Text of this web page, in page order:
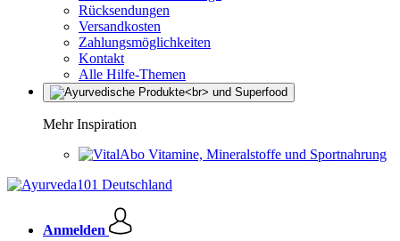
Rücksendungen
Versandkosten
Zahlungsmöglichkeiten
Kontakt
Alle Hilfe-Themen
Mehr Inspiration
Vitamine, Mineralstoffe und Sportnahrung
Anmelden